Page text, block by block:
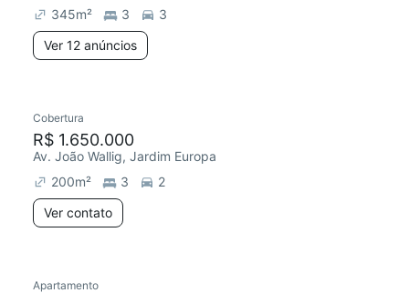
345m² 3
3
Ver 12 anúncios
Cobertura
R$ 1.650.000
Av. João Wallig, Jardim Europa
200m² 3
2
Ver contato
Apartamento